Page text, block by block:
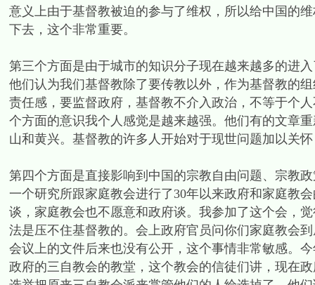
意义上由于基督教被迫的参与了维权，所以给中国的
下去，这个非常重要。
第三个方面是由于城市的知识分子现在越来越多的进
他们认为我们基督教除了要传教以外，作为基督教的
责任感，要监督政府，基督教不介入政治，不等于个
个方面的意识我个人感觉是越来越强。他们有的文章
山和黄兴。基督教的许多人开始对于现世问题加以关
第四个方面是直接影响到中国的宗教自由问题、宗教
一个研究所跟家庭教会进行了30年以来政府和家庭教
谈，家庭教会也不愿意和政府谈。我参加了这个会，
法是压不住基督教的。会上政府官员问你们家庭教会
会议上的文件后来也没有公开，这个事情非常敏感。
政府的三自教会的教堂，这个教会的信徒们讲，现在